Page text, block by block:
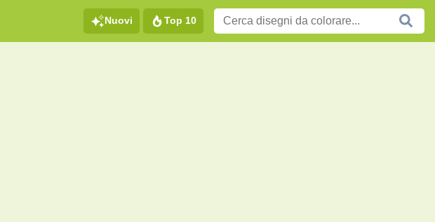
Nuovi Top 10